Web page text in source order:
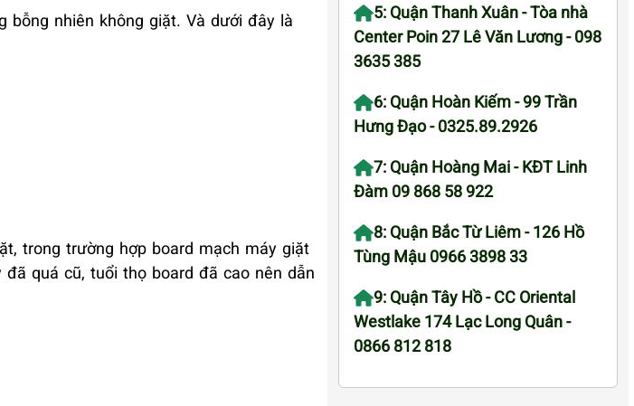
bỗng nhiên không giặt. Và dưới đây là
trong trường hợp board mạch máy giặt
quá cũ, tuổi thọ board đã cao nên dẫn
5: Quận Thanh Xuân - Tòa nhà
Center Poin 27 Lê Văn Lương - 098
3635 385
6: Quận Hoàn Kiếm - 99 Trần
Hưng Đạo - 0325.89.2926
7: Quận Hoàng Mai - KĐT Linh
Đàm 09 868 58 922
8: Quận Bắc Từ Liêm - 126 Hồ
Tùng Mậu 0966 3898 33
9: Quận Tây Hồ - CC Oriental
Westlake 174 Lạc Long Quân -
0866 812 818